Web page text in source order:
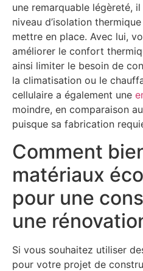
une remarquable légèreté,
niveau d’isolation
mettre en place. Avec lui,
améliorer le confort
ainsi limiter le besoin de
la climatisation ou le
cellulaire a également une
moindre, en comparaison
puisque sa fabrication
Comment
matériaux
pour une
une
Si vous souhaitez utiliser
pour votre projet de